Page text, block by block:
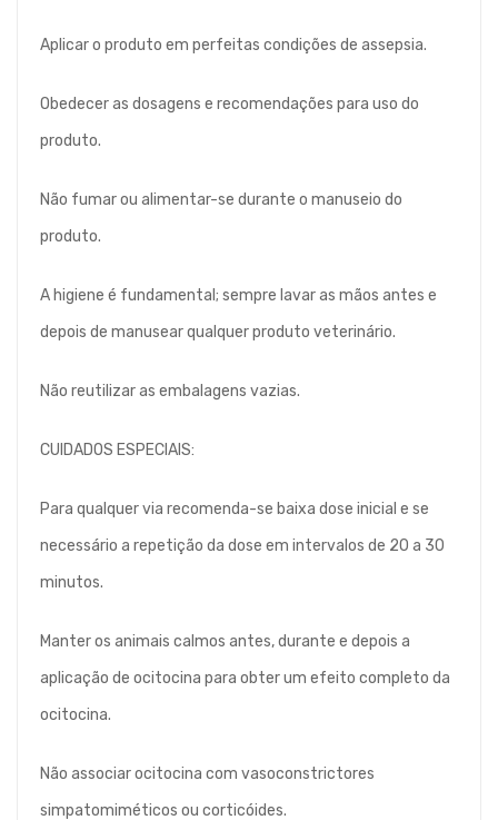
Aplicar o produto em perfeitas condições de assepsia.
Obedecer as dosagens e recomendações para uso do
produto.
Não fumar ou alimentar-se durante o manuseio do
produto.
A higiene é fundamental; sempre lavar as mãos antes e
depois de manusear qualquer produto veterinário.
Não reutilizar as embalagens vazias.
CUIDADOS ESPECIAIS:
Para qualquer via recomenda-se baixa dose inicial e se
necessário a repetição da dose em intervalos de 20 a 30
minutos.
Manter os animais calmos antes, durante e depois a
aplicação de ocitocina para obter um efeito completo da
ocitocina.
Não associar ocitocina com vasoconstrictores
simpatomiméticos ou corticóides.